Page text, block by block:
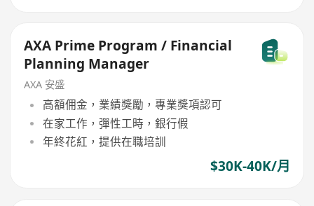
AXA Prime Program / Financial
Planning Manager
AXA 安盛
高額佣金，業績獎勵，專業獎項認可
在家工作，彈性工時，銀行假
年終花紅，提供在職培訓
$30K-40K/月